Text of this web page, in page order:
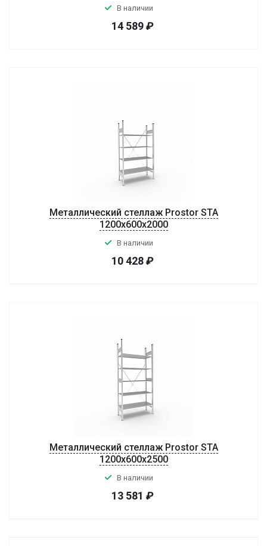
В наличии
14 589₽
Металлический стеллаж Prostor STA
1200х600х2000
В наличии
10 428₽
Металлический стеллаж Prostor STA
1200х600х2500
В наличии
13 581 ₽